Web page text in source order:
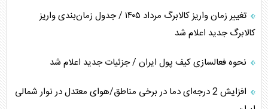
تغییر زمان واریز کالابرگ مرداد ۱۴۰۵ / جدول زمان‌بندی واریز
کالابرگ جدید اعلام شد
نحوه فعالسازی کیف پول ایران / جزئیات جدید اعلام شد
افزایش 2 درجه‌ای دما در برخی مناطق/هوای معتدل در نوار شمالی